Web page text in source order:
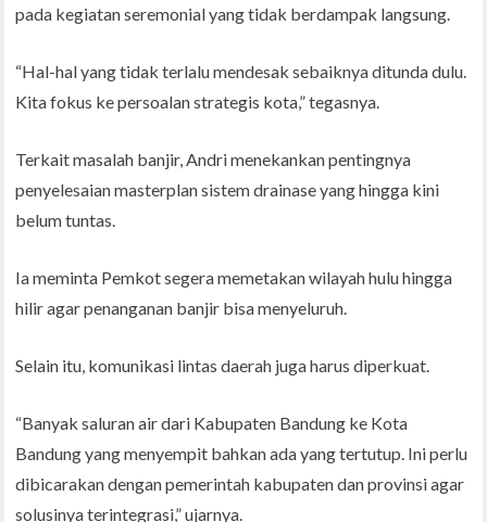
pada kegiatan seremonial yang tidak berdampak langsung.
“Hal-hal yang tidak terlalu mendesak sebaiknya ditunda dulu.
Kita fokus ke persoalan strategis kota,” tegasnya.
Terkait masalah banjir, Andri menekankan pentingnya
penyelesaian masterplan sistem drainase yang hingga kini
belum tuntas.
Ia meminta Pemkot segera memetakan wilayah hulu hingga
hilir agar penanganan banjir bisa menyeluruh.
Selain itu, komunikasi lintas daerah juga harus diperkuat.
“Banyak saluran air dari Kabupaten Bandung ke Kota
Bandung yang menyempit bahkan ada yang tertutup. Ini perlu
dibicarakan dengan pemerintah kabupaten dan provinsi agar
solusinya terintegrasi,” ujarnya.